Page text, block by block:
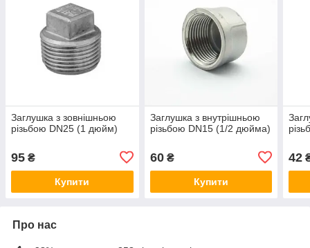
Заглушка з зовнішньою
різьбою DN25 (1 дюйм)
95 ₴
Купити
Заглушка з внутрішньою
різьбою DN15 (1/2 дюйма)
60₴
Купити
42
Про нас